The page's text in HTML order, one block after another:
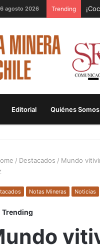
agosto 2026 Trending
Editorial Quiénes Somos
/ Destacados / Mundo
Notas Mineras Noticias
Trending